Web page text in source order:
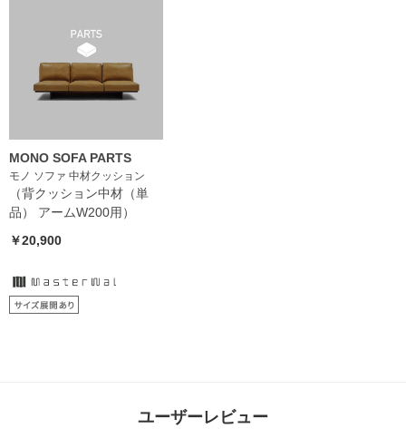
MONO SOFA PARTS
モノ ソファ 中材クッション
（背クッション中材（単
品） アームW200用）
￥20,900
ユーザーレビュー